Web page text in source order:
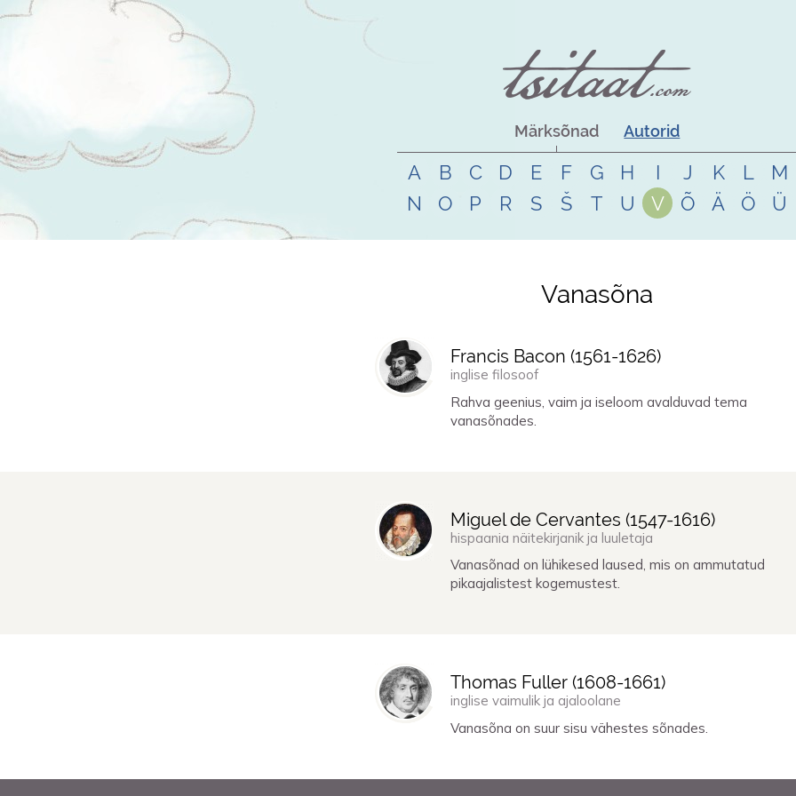
Märksõnad Autorid
A B C D E F G H I J K L
M
N
O P R S Š T U V Õ Ä Ö Ü
Vanasõna
Francis Bacon (1561-1626)
inglise filosoof
Rahva geenius, vaim ja iseloom avalduvad tema
vanasõnades.
Miguel de Cervantes (1547-1616)
hispaania näitekirjanik ja luuletaja
Vanasõnad on lühikesed laused, mis on ammutatud
pikaajalistest kogemustest.
Thomas Fuller (1608-1661)
inglise vaimulik ja ajaloolane
Vanasõna on suur sisu vähestes sõnades.